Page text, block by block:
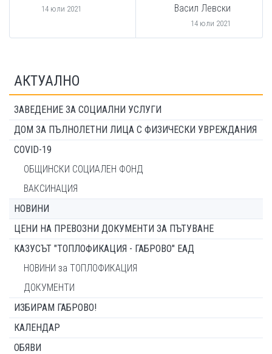
14 юли 2021
Васил Левски
14 юли 2021
АКТУАЛНО
ЗАВЕДЕНИЕ ЗА СОЦИАЛНИ УСЛУГИ
ДОМ ЗА ПЪЛНОЛЕТНИ ЛИЦА С ФИЗИЧЕСКИ УВРЕЖДАНИЯ
COVID-19
ОБЩИНСКИ СОЦИАЛЕН ФОНД
ВАКСИНАЦИЯ
НОВИНИ
ЦЕНИ НА ПРЕВОЗНИ ДОКУМЕНТИ ЗА ПЪТУВАНЕ
КАЗУСЪТ "ТОПЛОФИКАЦИЯ - ГАБРОВО" ЕАД
НОВИНИ за ТОПЛОФИКАЦИЯ
ДОКУМЕНТИ
ИЗБИРАМ ГАБРОВО!
КАЛЕНДАР
ОБЯВИ